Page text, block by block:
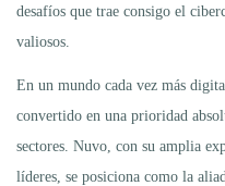
desafíos que trae consigo el
valiosos.
En un mundo cada vez más
convertido en una prioridad
sectores. Nuvo, con su amplia
líderes, se posiciona como la